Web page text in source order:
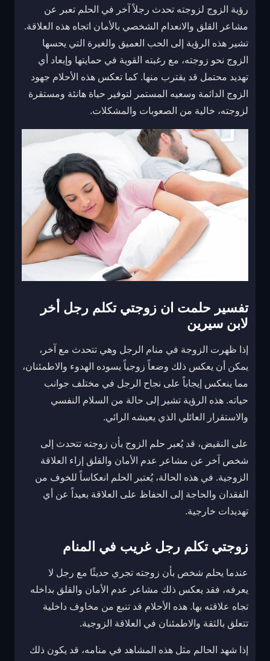
رؤية الزوج لزوجته تحدث رجلاً آخر في الحلم تعبر عن
مشاعر القلق والانعدام الشخصي بالأمان اتجاه هذه العلاقة.
تشير هذه الرؤية إلى الحب العميق والغيرة التي يحسها
الزوج نحو زوجته، مع رغبته القوية في حمايتها وإبعاد أي
تهديد محتمل قد يقترب منها. كما تعكس هذه الأحلام جهود
الزوج الدائمة وسعيه المستمر لتوفير حياة هانئة ومستقرة
لزوجته، خالية من الصعوبات والمشكلات.
تفسير حلمت ان زوجتي تكلم رجل أخر
لابن سيرين
إذا ظهرت الزوجة في منام الرجل وهي تتحدث مع آخر،
يمكن أن يعكس ذلك وضعاً زوجياً يسوده الهدوء والاطمئنان،
مما ينعكس إيجاباً على نجاح الرجل في مختلف جوانب
حياته. هذه الرؤية تشير إلى حالة من السلام النفسي
والاستقرار العائلي الذي يعيشه الرائي.
على النقيض، قد يُعبر حلم الزوج بأن زوجته تتحدث إلى
شخص آخر عن مشاعر عدم الأمان والقلق إزاء العلاقة
الزوجية. في هذه الحالة، يُعتبر الحلم انعكاساً للخوف من
الفقدان والحاجة إلى الحفاظ على العلاقة بعيداً عن أي
تهديدات خارجية.
زوجتي تكلم رجل غريب في المنام
عندما يحلم شخص بأن زوجته تجري حديثًا مع رجل لا
يعرفه، فقد يعكس ذلك مشاعر عدم الأمان والقلق بداخله
تجاه علاقته بها. هذه الأحلام قد تنبع من مخاوف داخلية
تتعلق بالثقة والاطمئنان في العلاقة الزوجية.
إذا شهد الحالم مثل هذه المشاهد في منامه، قد يكون ذلك